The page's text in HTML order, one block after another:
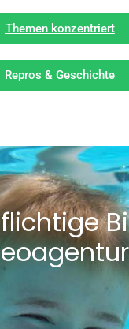
Themen konzentriert
Repros & Geschichte